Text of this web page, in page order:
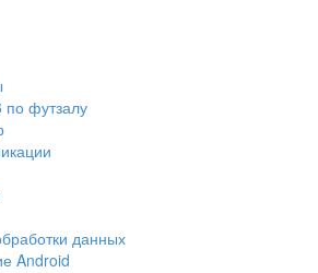
футзалу
данных
Android